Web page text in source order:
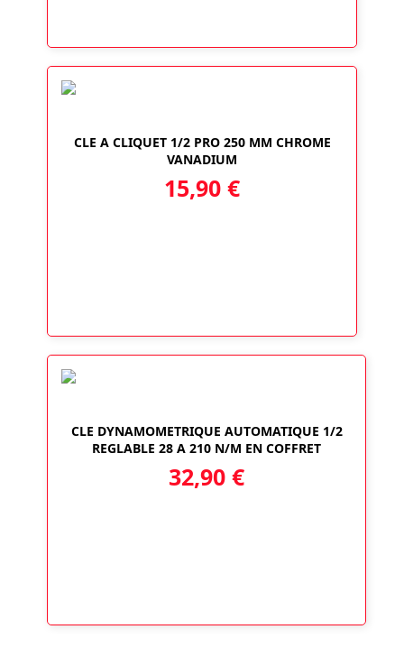
CLE A CLIQUET 1/2 PRO 250 MM CHROME
VANADIUM
15,90 €
CLE DYNAMOMETRIQUE AUTOMATIQUE 1/2
REGLABLE 28 A 210 N/M EN COFFRET
32,90 €